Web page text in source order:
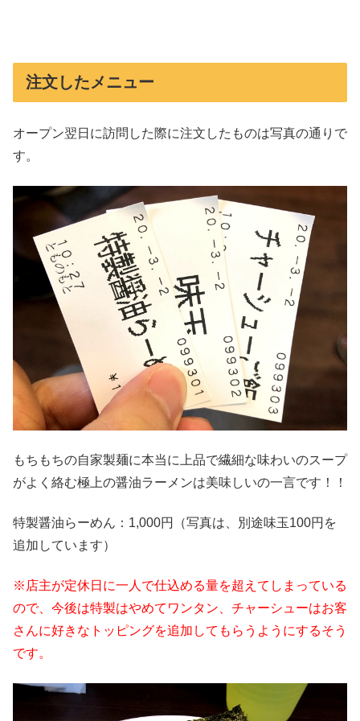
注文したメニュー
オープン翌日に訪問した際に注文したものは写真の通りで
す。
もちもちの自家製麺に本当に上品で繊細な味わいのスープ
がよく絡む極上の醤油ラーメンは美味しいの一言です！！
特製醤油らーめん：1,000円（写真は、別途味玉100円を
追加しています）
※店主が定休日に一人で仕込める量を超えてしまっている
ので、今後は特製はやめてワンタン、チャーシューはお客
さんに好きなトッピングを追加してもらうようにするそう
です。